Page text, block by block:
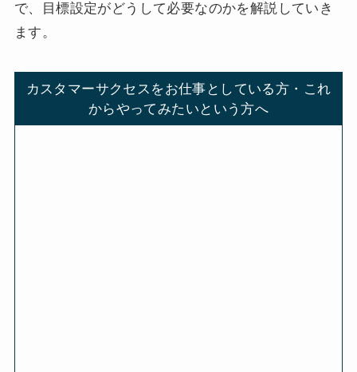
で、目標設定がどうして必要なのかを解説していき
ます。
カスタマーサクセスをお仕事としている方・これ
からやってみたいという方へ